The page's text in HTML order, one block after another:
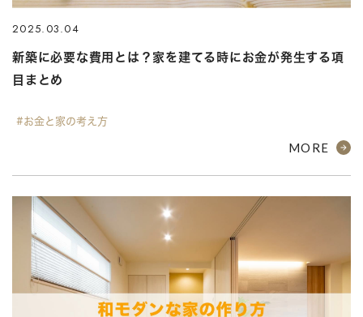
2025.03.04
新築に必要な費用とは？家を建てる時にお金が発生する項
目まとめ
#お金と家の考え方
MORE